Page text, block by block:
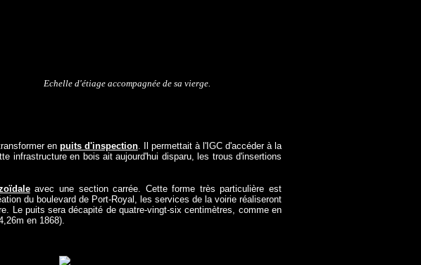
Echelle d'étiage accompagnée de sa vierge.
en puits d'inspection. Il permettait à l'IGC d'accéder à la
infrastructure en bois ait aujourd'hui disparu, les trous d'insertions
avec une section carrée. Cette forme très particulière est
du boulevard de Port-Royal, les services de la voirie réaliseront
Le puits sera décapité de quatre-vingt-six centimètres, comme en
en 1868).